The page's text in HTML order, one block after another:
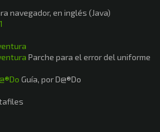
navegador, en inglés (Java)
Parche para el error del uniforme
Guía, por D@®Do